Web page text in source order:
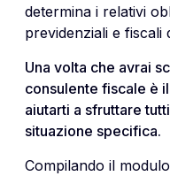
determina i relativi
previdenziali e fiscali
Una volta che avrai
consulente fiscale è
aiutarti a sfruttare
situazione specifica.
Compilando il